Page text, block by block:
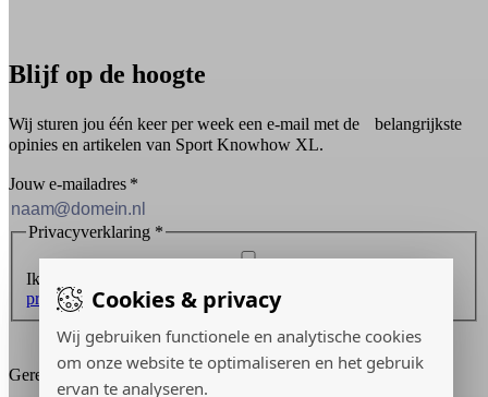
Cookies & privacy
Wij gebruiken functionele en analytische cookies
om onze website te optimaliseren en het gebruik
ervan te analyseren.
Blijf op de hoogte
Wij sturen jou één keer per week een e-mail met de belangrijkste
opinies en artikelen van Sport Knowhow XL.
Jouw e-mailadres *
Privacyverklaring *
Ik ontvang graag de nieuwsbrief en ga akkoord met de
privacyverklaring.
Inschrijven
Gerealiseerd door: